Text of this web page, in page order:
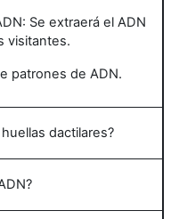
Se extraerá el ADN
visitantes.
patrones de ADN.
dactilares?